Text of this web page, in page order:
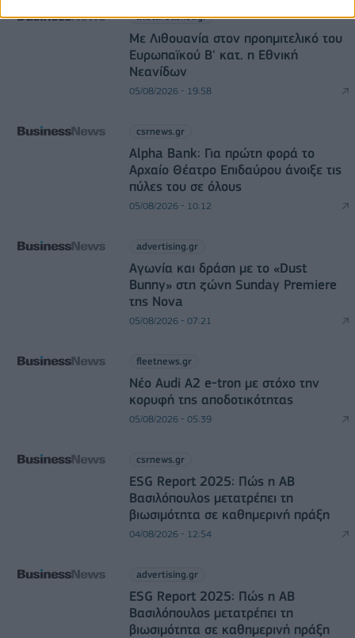
allstarbasket.gr
Με Λιθουανία στον προημιτελικό του
Ευρωπαϊκού Β' κατ. η Εθνική
Νεανίδων
05/08/2026 - 19:58
csrnews.gr
Alpha Bank: Για πρώτη φορά το
Αρχαίο Θέατρο Επιδαύρου άνοιξε τις
πύλες του σε όλους
05/08/2026 - 10:12
advertising.gr
Αγωνία και δράση με το «Dust
Bunny» στη ζώνη Sunday Premiere
της Nova
05/08/2026 - 07:21
fleetnews.gr
Νέο Audi A2 e-tron με στόχο την
κορυφή της αποδοτικότητας
05/08/2026 - 05:39
csrnews.gr
ESG Report 2025: Πώς η ΑΒ
Βασιλόπουλος μετατρέπει τη
βιωσιμότητα σε καθημερινή πράξη
04/08/2026 - 12:54
advertising.gr
ESG Report 2025: Πώς η ΑΒ
Βασιλόπουλος μετατρέπει τη
βιωσιμότητα σε καθημερινή πράξη